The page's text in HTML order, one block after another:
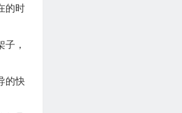
的时
，
的快